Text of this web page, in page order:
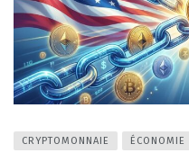
CRYPTOMONNAIE ÉCONOMIE